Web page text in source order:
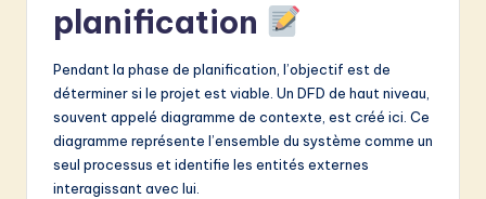
planification
Pendant la phase de planification, l’objectif est de
déterminer si le projet est viable. Un DFD de haut niveau,
souvent appelé diagramme de contexte, est créé ici. Ce
diagramme représente l’ensemble du système comme un
seul processus et identifie les entités externes
interagissant avec lui.